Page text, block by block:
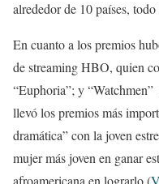
alrededor de 10 países,
En cuanto a los premios
de streaming HBO, quien
“Euphoria”; y
llevó los premios más
dramática” con la joven
mujer más joven en ganar
afroamericana en lograrlo (